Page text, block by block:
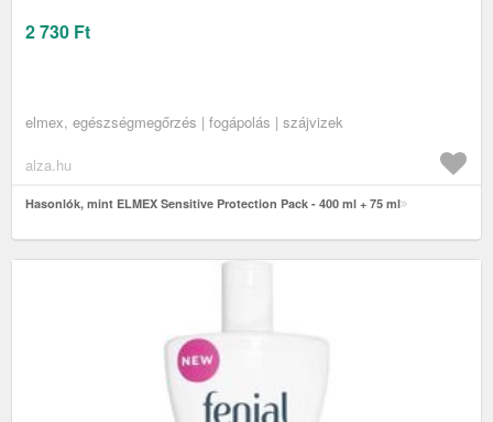
2 730 Ft
elmex, egészségmegőrzés | fogápolás | szájvizek
alza.hu
Hasonlók, mint ELMEX Sensitive Protection Pack - 400 ml + 75 ml